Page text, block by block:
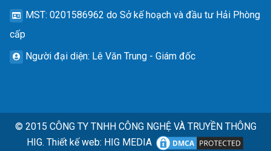
MST: 0201586962 do Sở kế hoạch và đầu tư Hải Phòng
cấp
Người đại diện: Lê Văn Trung - Giám đốc
© 2015 CÔNG TY TNHH CÔNG NGHỆ VÀ TRUYỀN THÔNG
HIG. Thiết kế web: HIG MEDIA